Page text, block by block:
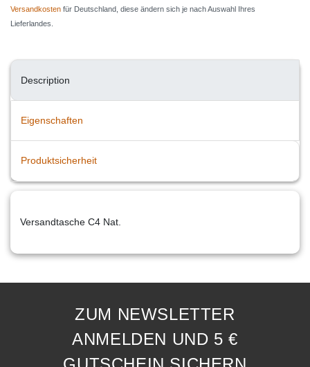
Versandkosten für Deutschland, diese ändern sich je nach Auswahl Ihres
Lieferlandes.
Description
Eigenschaften
Produktsicherheit
Versandtasche C4 Nat.
ZUM NEWSLETTER
ANMELDEN UND 5 €